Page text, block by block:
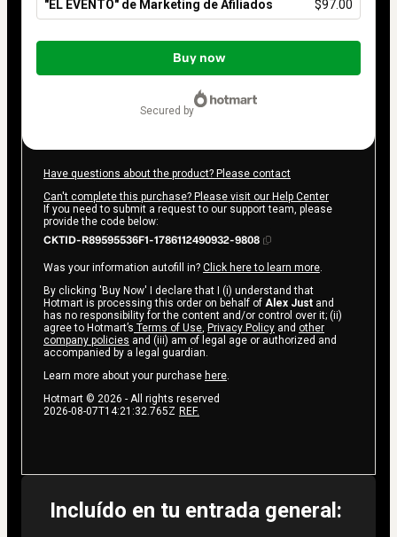
"EL EVENTO" de Marketing de Afiliados $97.00
Total
$97.00
Buy now
secured by
Have questions about the product? Please contact
Can't complete this purchase? Please visit our Help Center
If you need to submit a request to our support team, please
provide the code below:
CKTID-R89595536F1-1786112490932-9808
Was your information autofill in? Click here to learn more
By clicking 'Buy Now' I declare that I (i) understand that
Hotmart is processing this order on behalf of Alex Just and
has no responsibility for the content and/or control over it; (ii)
agree to Hotmart’s Terms of Use Privacy Policy and other
company policies and (iii) am of legal age or authorized and
accompanied by a legal guardian.
Learn more about your purchase here
Hotmart © 2026 - All rights reserved
2026-08-07T14:21:32.765Z REF.
Incluído en tu entrada general: